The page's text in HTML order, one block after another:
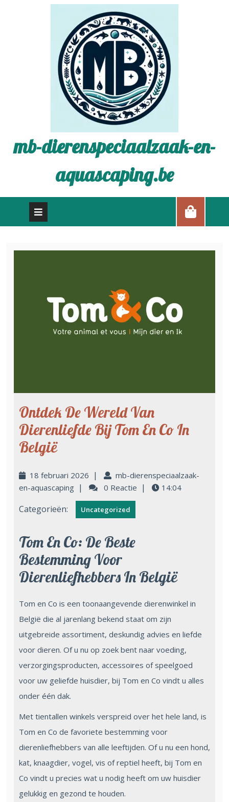
mb-dierenspeciaalzaak-en-
aquascaping.be
Ontdek De Wereld Van
Dierenliefde Bij Tom En Co In
België
18 februari 2026 |
mb-dierenspeciaalzaak-
en-aquascaping | 0 Reactie | 14:04
Categorieën: Uncategorized
Tom En Co: De Beste
Bestemming Voor
Dierenliefhebbers In België
Tom en Co is een toonaangevende dierenwinkel in
België die al jarenlang bekend staat om zijn
uitgebreide assortiment, deskundig advies en liefde
voor dieren. Of u nu op zoek bent naar voeding,
verzorgingsproducten, accessoires of speelgoed
voor uw geliefde huisdier, bij Tom en Co vindt u alles
onder één dak.
Met tientallen winkels verspreid over het hele land, is
Tom en Co de favoriete bestemming voor
dierenliefhebbers van alle leeftijden. Of u nu een hond,
kat, knaagdier, vogel, vis of reptiel heeft, bij Tom en
Co vindt u precies wat u nodig heeft om uw huisdier
gelukkig en gezond te houden.